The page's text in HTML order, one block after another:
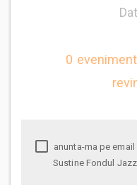
0
Sustine Fondul